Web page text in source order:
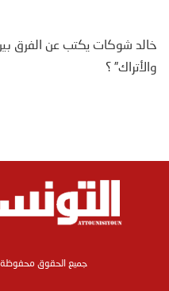
خالد شوكات يكتب عن الفرق
والأتراك” ؟
جميع الحقوق محفوظة